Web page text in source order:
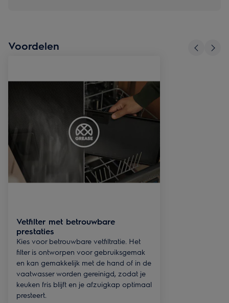
Voordelen
Vetfilter met betrouwbare
prestaties
Kies voor betrouwbare vetfiltratie. Het
filter is ontworpen voor gebruiksgemak
en kan gemakkelijk met de hand of in de
vaatwasser worden gereinigd, zodat je
keuken fris blijft en je afzuigkap optimaal
presteert.